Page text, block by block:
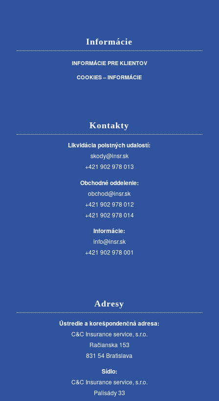
Informácie
INFORMÁCIE PRE KLIENTOV
COOKIES – INFORMÁCIE
Kontakty
Likvidácia poistných udalostí:
skody@insr.sk
+421 902 978 013
Obchodné oddelenie:
obchod@insr.sk
+421 902 978 012
+421 902 978 014
Informácie:
info@insr.sk
+421 902 978 001
Adresy
Ústredie a korešpondenčná adresa:
C&C Insurance service, s.r.o.
Račianska 153
831 54 Bratislava
Sídlo:
C&C Insurance service, s.r.o.
Palisády 33